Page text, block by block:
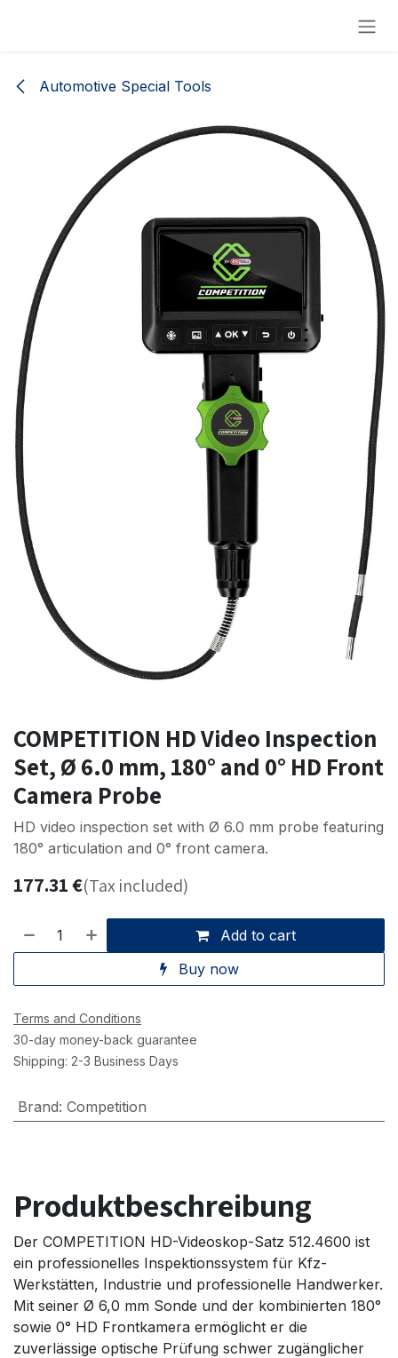
Automotive Special Tools
COMPETITION HD Video Inspection
Set, Ø 6.0 mm, 180° and 0° HD Front
Camera Probe
HD video inspection set with Ø 6.0 mm probe featuring
180° articulation and 0° front camera.
177.31€(Tax included)
Add to cart
Buy now
Terms and Conditions
30-day money-back guarantee
Shipping: 2-3 Business Days
Brand: Competition
Produktbeschreibung
Der COMPETITION HD-Videoskop-Satz 512.4600 ist
ein professionelles Inspektionssystem für Kfz-
Werkstätten, Industrie und professionelle Handwerker.
Mit seiner Ø 6,0 mm Sonde und der kombinierten 180°
sowie 0° HD Frontkamera ermöglicht er die
zuverlässige optische Prüfung schwer zugänglicher